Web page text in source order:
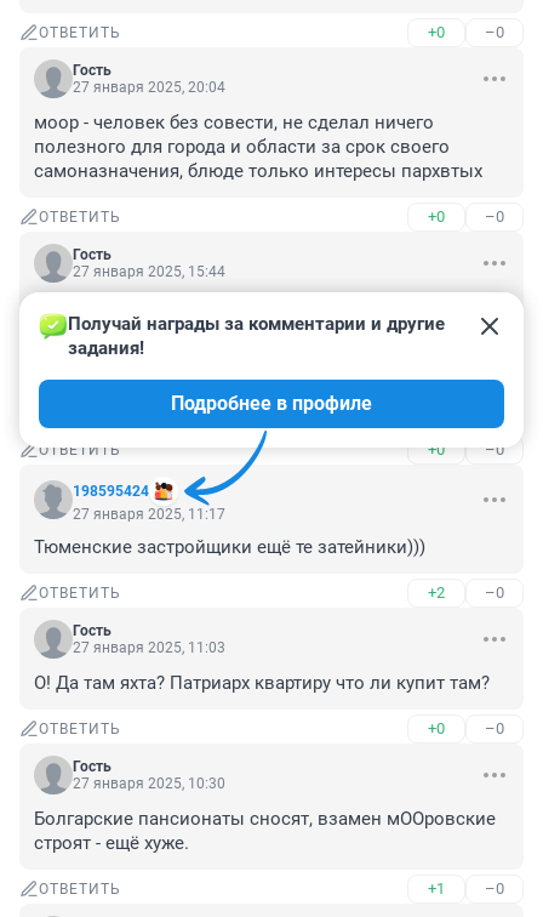
ОТВЕТИТЬ +0 –0
Гость
27 января 2025, 20:04
моор - человек без совести, не сделал ничего
полезного для города и области за срок своего
самоназначения, блюде только интересы пархвтых
ОТВЕТИТЬ +0 –0
Гость
27 января 2025, 15:44
дерева сделал и зимой заливали, чай, хот-доги
продавали там. То что был такой огромный пустырь
на берегу озера и к гадалке не ходи, по любому бы
ОТВЕТИТЬ +0 –0
198595424
Получай награды за комментарии и другие
задания!
Подробнее в профиле
27 января 2025, 11:17
Тюменские застройщики ещё те затейники)))
ОТВЕТИТЬ +2 –0
Гость
27 января 2025, 11:03
О! Да там яхта? Патриарх квартиру что ли купит там?
ОТВЕТИТЬ +0 –0
Гость
27 января 2025, 10:30
Болгарские пансионаты сносят, взамен мООровские
строят - ещё хуже.
ОТВЕТИТЬ +1 –0